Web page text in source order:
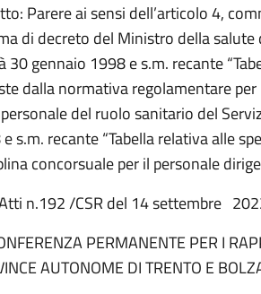
Parere ai sensi dell’articolo 4,
di decreto del Ministro della
30 gennaio 1998 e s.m. recante
dalla normativa regolamentare
del ruolo sanitario del
s.m. recante “Tabella relativa alle
concorsuale per il personale
Atti n.192 /CSR del 14 settembre
PERMANENTE PER I
AUTONOME DI TRENTO E